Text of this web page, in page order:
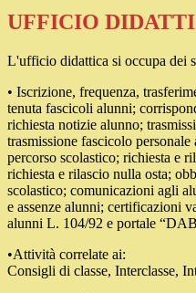
UFFICIO
L'ufficio didattica si occupa dei
• Iscrizione, frequenza,
tenuta fascicoli alunni;
richiesta notizie alunno;
trasmissione fascicolo
percorso scolastico; richiesta e
richiesta e rilascio nulla osta;
scolastico; comunicazioni agli
e assenze alunni; certificazioni
alunni L. 104/92 e portale
•Attività correlate ai:
Consigli di classe, Interclasse,